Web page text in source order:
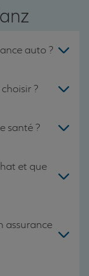
auto ?
?
santé ?
et que
assurance